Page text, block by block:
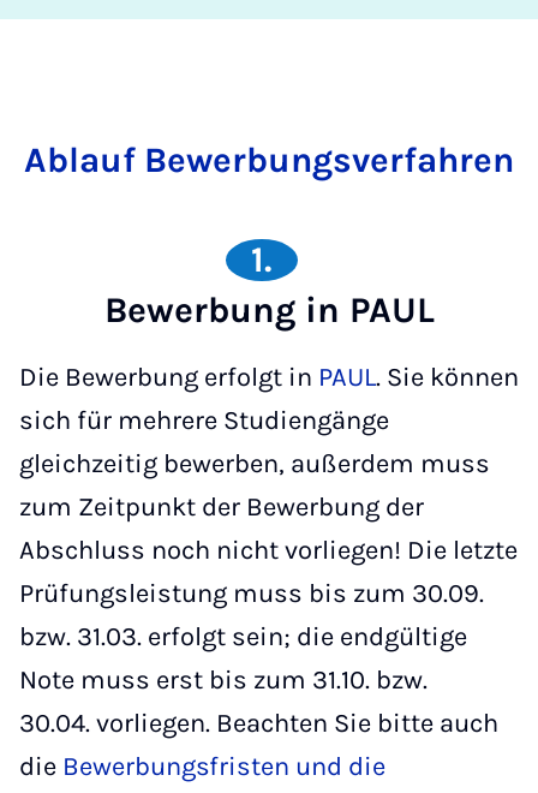
Ab­lauf Be­wer­bungs­ver­fah­ren
1.
Bewerbung in PAUL
Die Bewerbung erfolgt in PAUL. Sie können
sich für mehrere Studiengänge
gleichzeitig bewerben, außerdem muss
zum Zeitpunkt der Bewerbung der
Abschluss noch nicht vorliegen! Die letzte
Prüfungsleistung muss bis zum 30.09.
bzw. 31.03. erfolgt sein; die endgültige
Note muss erst bis zum 31.10. bzw.
30.04. vorliegen. Beachten Sie bitte auch
die Bewerbungsfristen und die